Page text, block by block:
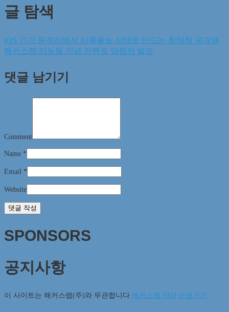
글 탐색
iOS 기기 원격지에서 사용불능 상태로 만드는 취약점 공개돼
해커스랩 리뉴얼 기념 이벤트 당첨자 발표
댓글 남기기
Comment
Name *
Email *
Website
SPONSORS
공지사항
이 사이트는 해커스랩(주)와 무관합니다 해커스랩 FAQ 바로가기